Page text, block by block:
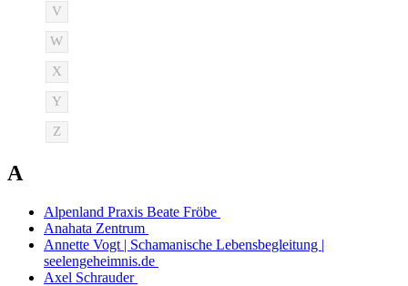
V
W
X
Y
Z
A
Alpenland Praxis Beate Fröbe
Anahata Zentrum
Annette Vogt | Schamanische Lebensbegleitung |
seelengeheimnis.de
Axel Schrauder